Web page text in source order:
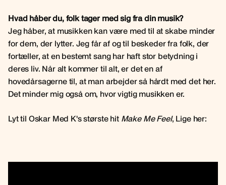
Hvad håber du, folk tager med sig fra din musik?
Jeg håber, at musikken kan være med til at skabe minder
for dem, der lytter. Jeg får af og til beskeder fra folk, der
fortæller, at en bestemt sang har haft stor betydning i
deres liv. Når alt kommer til alt, er det en af
hovedårsagerne til, at man arbejder så hårdt med det her.
Det minder mig også om, hvor vigtig musikken er.
Lyt til Oskar Med K's største hit Make Me Feel, Lige her: